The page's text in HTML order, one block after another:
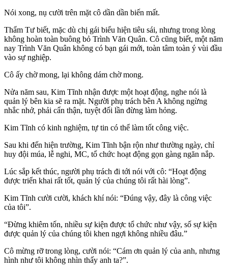
Nói xong, nụ cười trên mặt cô dần dần biến mất.
Thẩm Tư biết, mặc dù chị gái biểu hiện tiêu sái, nhưng trong lòng
không hoàn toàn buông bỏ Trình Văn Quân. Cô cũng biết, một năm
nay Trình Văn Quân không có bạn gái mới, toàn tâm toàn ý vùi đầu
vào sự nghiệp.
Cô ấy chờ mong, lại không dám chờ mong.
Nửa năm sau, Kim Tĩnh nhận được một hoạt động, nghe nói là
quản lý bên kia sẽ ra mặt. Người phụ trách bên A không ngừng
nhắc nhở, phải cẩn thận, tuyệt đối lần đừng làm hỏng.
Kim Tĩnh có kinh nghiệm, tự tin có thể làm tốt công việc.
Sau khi đến hiện trường, Kim Tĩnh bận rộn như thường ngày, chỉ
huy đội múa, lễ nghi, MC, tổ chức hoạt động gọn gàng ngăn nắp.
Lúc sắp kết thúc, người phụ trách đi tới nói với cô: “Hoạt động
được triển khai rất tốt, quản lý của chúng tôi rất hài lòng”.
Kim Tĩnh cười cười, khách khí nói: “Đúng vậy, đây là công việc
của tôi”.
“Đừng khiêm tốn, nhiều sự kiện được tổ chức như vậy, số sự kiện
được quản lý của chúng tôi khen ngợi không nhiều đâu.”
Cô mừng rỡ trong lòng, cười nói: “Cám ơn quản lý của anh, nhưng
hình như tôi không nhìn thấy anh ta?”.